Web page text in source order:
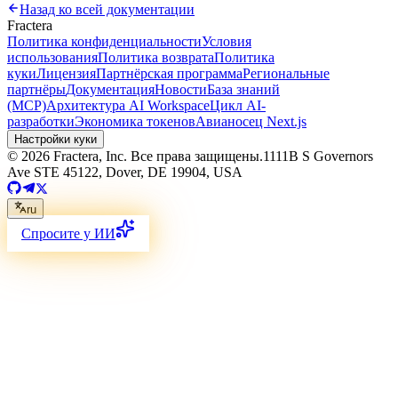
Назад ко всей документации
Fractera
Политика конфиденциальностиУсловия
использованияПолитика возвратаПолитика
кукиЛицензияПартнёрская программаРегиональные
партнёрыДокументацияНовостиБаза знаний
(MCP)Архитектура AI WorkspaceЦикл AI-
разработкиЭкономика токеновАвианосец Next.js
Настройки куки
© 2026 Fractera, Inc. Все права защищены.1111B S Governors
Ave STE 45122, Dover, DE 19904, USA
ru
Спросите у ИИ